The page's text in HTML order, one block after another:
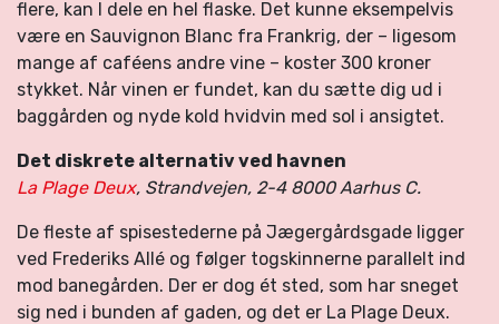
flere, kan I dele en hel flaske. Det kunne eksempelvis
være en Sauvignon Blanc fra Frankrig, der – ligesom
mange af caféens andre vine – koster 300 kroner
stykket. Når vinen er fundet, kan du sætte dig ud i
baggården og nyde kold hvidvin med sol i ansigtet.
Det diskrete alternativ ved havnen
La Plage Deux, Strandvejen, 2-4 8000 Aarhus C.
De fleste af spisestederne på Jægergårdsgade ligger
ved Frederiks Allé og følger togskinnerne parallelt ind
mod banegården. Der er dog ét sted, som har sneget
sig ned i bunden af gaden, og det er La Plage Deux.